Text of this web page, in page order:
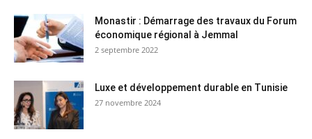
Monastir : Démarrage des travaux du Forum
économique régional à Jemmal
2 septembre 2022
Luxe et développement durable en Tunisie
27 novembre 2024